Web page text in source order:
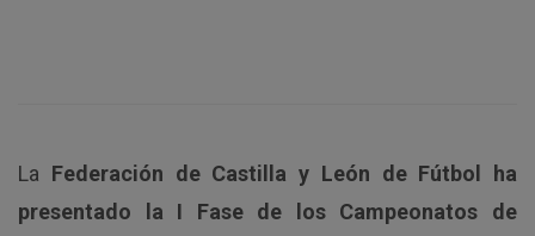
La Federación de Castilla y León de Fútbol ha
presentado la I Fase de los Campeonatos de